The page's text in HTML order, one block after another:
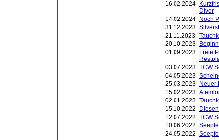
16.02.2024
Diver
14.02.2024
Noch
31.12.2023
21.11.2023
20.10.2023
01.09.2023
Freie
03.07.2023 TCW
04.05.2023
25.03.2023
Neuer
15.02.2023
02.01.2023
15.10.2022
12.07.2022
TCW
10.06.2022
24.05.2022